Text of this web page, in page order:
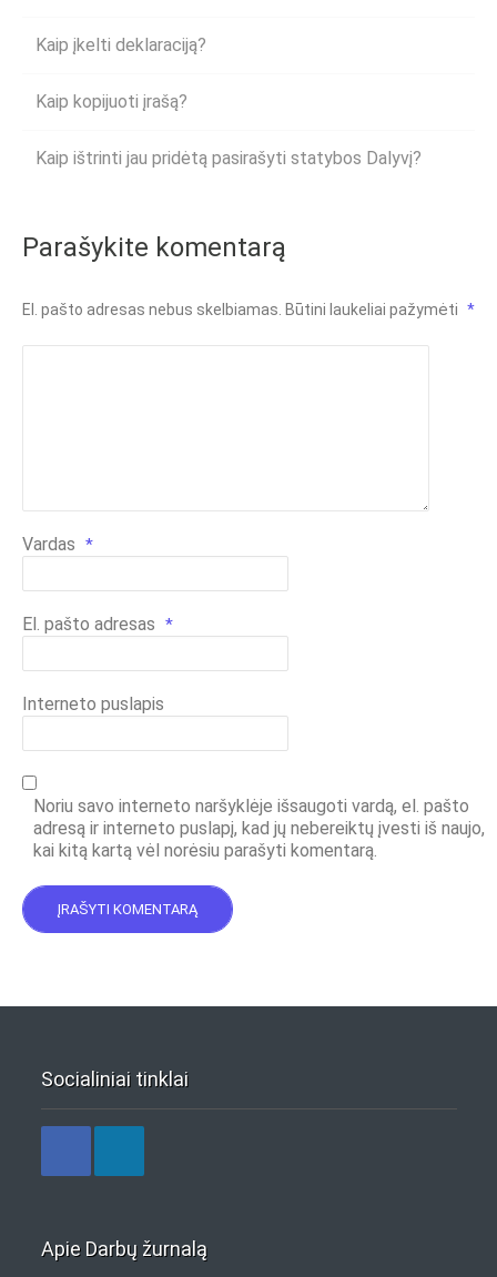
Kaip įkelti deklaraciją?
Kaip kopijuoti įrašą?
Kaip ištrinti jau pridėtą pasirašyti statybos Dalyvį?
Parašykite komentarą
El. pašto adresas nebus skelbiamas. Būtini laukeliai pažymėti *
Vardas *
El. pašto adresas *
Interneto puslapis
Noriu savo interneto naršyklėje išsaugoti vardą, el. pašto
adresą ir interneto puslapį, kad jų nebereiktų įvesti iš naujo,
kai kitą kartą vėl norėsiu parašyti komentarą.
Socialiniai tinklai
Apie Darbų žurnalą